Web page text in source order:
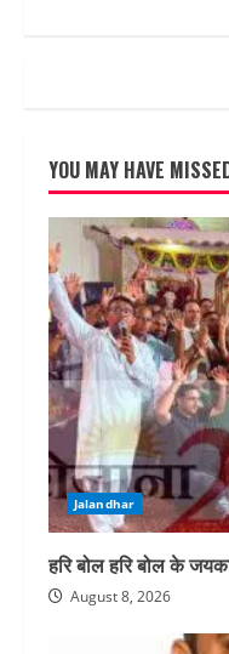
YOU MAY HAVE
Jalandhar
हरि बोल हरि बोल के
August 8, 2026